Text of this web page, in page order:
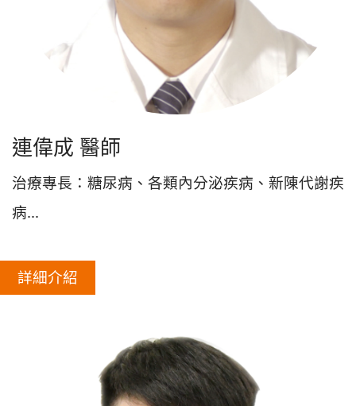
連偉成 醫師
治療專長：糖尿病、各類內分泌疾病、新陳代謝疾
病...
詳細介紹